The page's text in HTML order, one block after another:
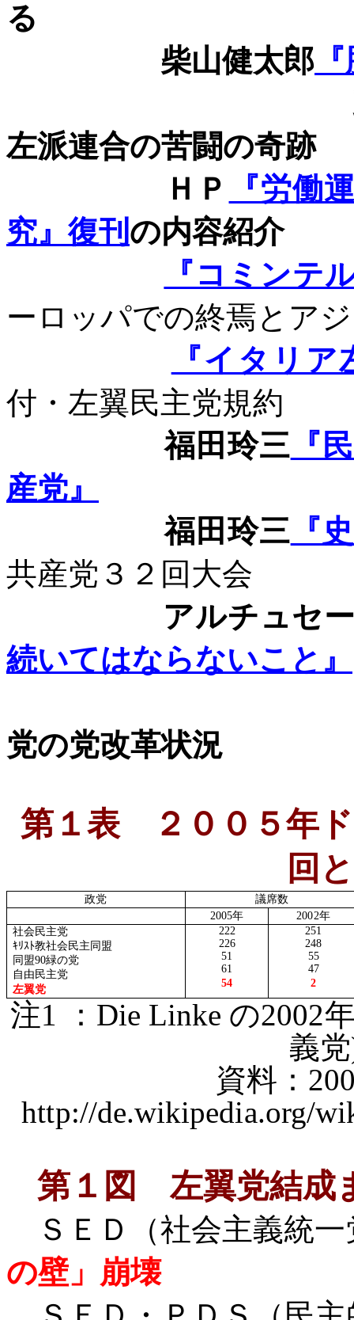
る
柴山健太郎
左派連合の苦闘の奇跡
ＨＰ
『労働
究』復刊 の内容紹介
『コミンテ
ーロッパでの終焉とア
『イタリ
付・左翼民主党規約
福田玲三 『
産党』
福田玲三 『
共産党３２回大会
アルチュセ
続いてはならないこと』
党の党改革状況
第１表
２００５年
回
政党
議席数
2005年 2002年
社会民主党
ｷﾘｽﾄ教社会民主同盟
同盟90緑の党
自由民主党
左翼党
222
226
51
61
54
251
248
55
47
2
注1 ： Die Linke の2002
義党
資料：
http://de.wikipedia.org/
第１図 左翼党結成
ＳＥＤ（社会主義統
の壁」崩壊